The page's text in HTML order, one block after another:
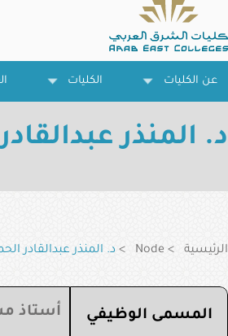
إلى
المحتوى
الرئيسي
عن الكليات الكليات
د. المنذر
التنقل
الرئيسية Node د. المنذر عبدالقادر
المسمى الوظيفي أستاذ